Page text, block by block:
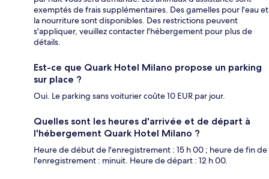
exemptés de frais supplémentaires. Des gamelles pour l'eau et
la nourriture sont disponibles. Des restrictions peuvent
s'appliquer, veuillez contacter l'hébergement pour plus de
détails.
Est-ce que Quark Hotel Milano propose un parking
sur place ?
Oui. Le parking sans voiturier coûte 10 EUR par jour.
Quelles sont les heures d'arrivée et de départ à
l'hébergement Quark Hotel Milano ?
Heure de début de l'enregistrement : 15 h 00 ; heure de fin de
l'enregistrement : minuit. Heure de départ : 12 h 00.